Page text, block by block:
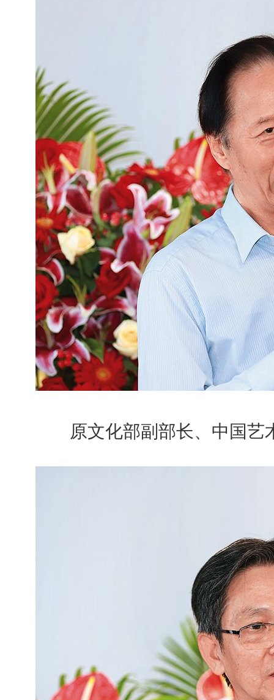
原文化部副部长、中国艺